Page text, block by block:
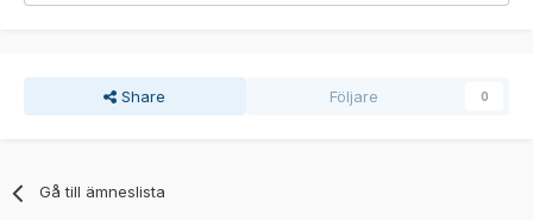
Share Följare 0
Gå till ämneslista